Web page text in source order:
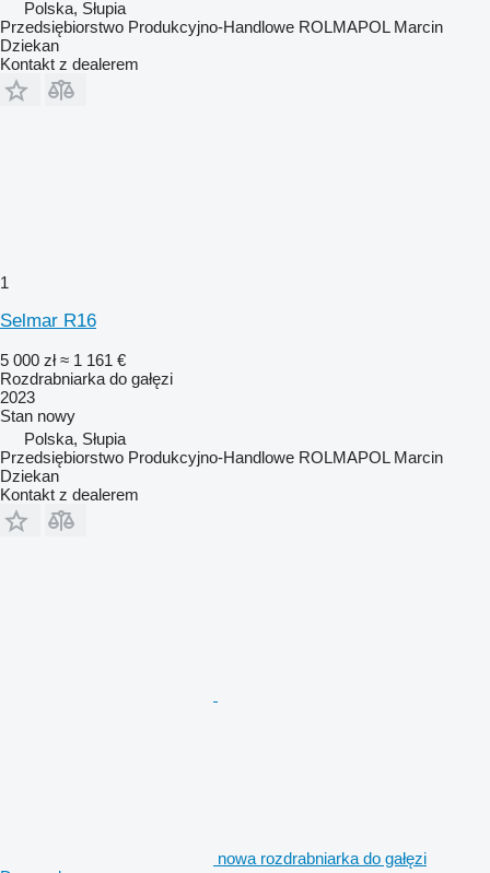
Polska, Słupia
Przedsiębiorstwo Produkcyjno-Handlowe ROLMAPOL Marcin
Dziekan
Kontakt z dealerem
1
Selmar R16
5 000 zł ≈ 1 161 €
Rozdrabniarka do gałęzi
2023
Stan nowy
Polska, Słupia
Przedsiębiorstwo Produkcyjno-Handlowe ROLMAPOL Marcin
Dziekan
Kontakt z dealerem
nowa rozdrabniarka do gałęzi